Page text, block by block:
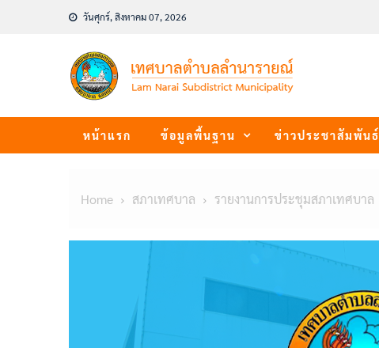
วันศุกร์, สิงหาคม 07, 2026
หน้าแรก ข้อมูลพื้นฐาน ข่าวประชาสัมพันธ์
Home สภาเทศบาล รายงานการประชุมสภาเทศบาล